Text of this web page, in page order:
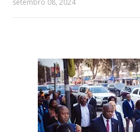
setembro 08, 2024